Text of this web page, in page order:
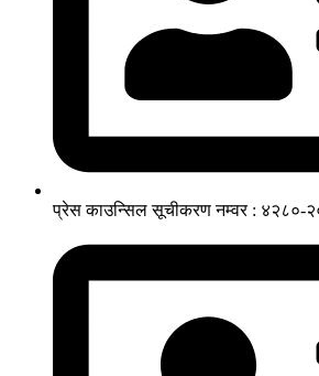
प्रेस काउन्सिल सूचीकरण नम्वर : ४२८०-